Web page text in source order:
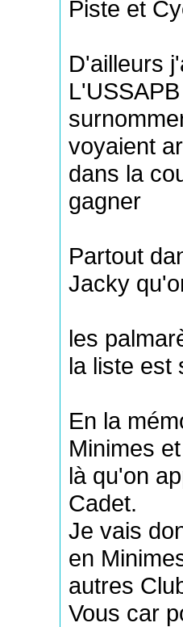
Piste et
D'ailleurs
voyaient
dans la
gagner
Partout
Jacky
les
la liste est
En la
Minimes
là qu'on
Cadet.
Je vais
en
autres
Vous car